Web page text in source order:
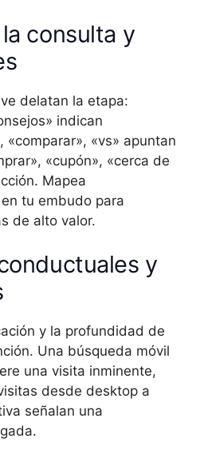
consulta y
delatan la etapa:
indican
«comparar», «vs» apuntan
«cupón», «cerca de
Mapea
en tu embudo para
de alto valor.
y
y la profundidad de
Una búsqueda móvil
una visita inminente,
desde desktop a
señalan una